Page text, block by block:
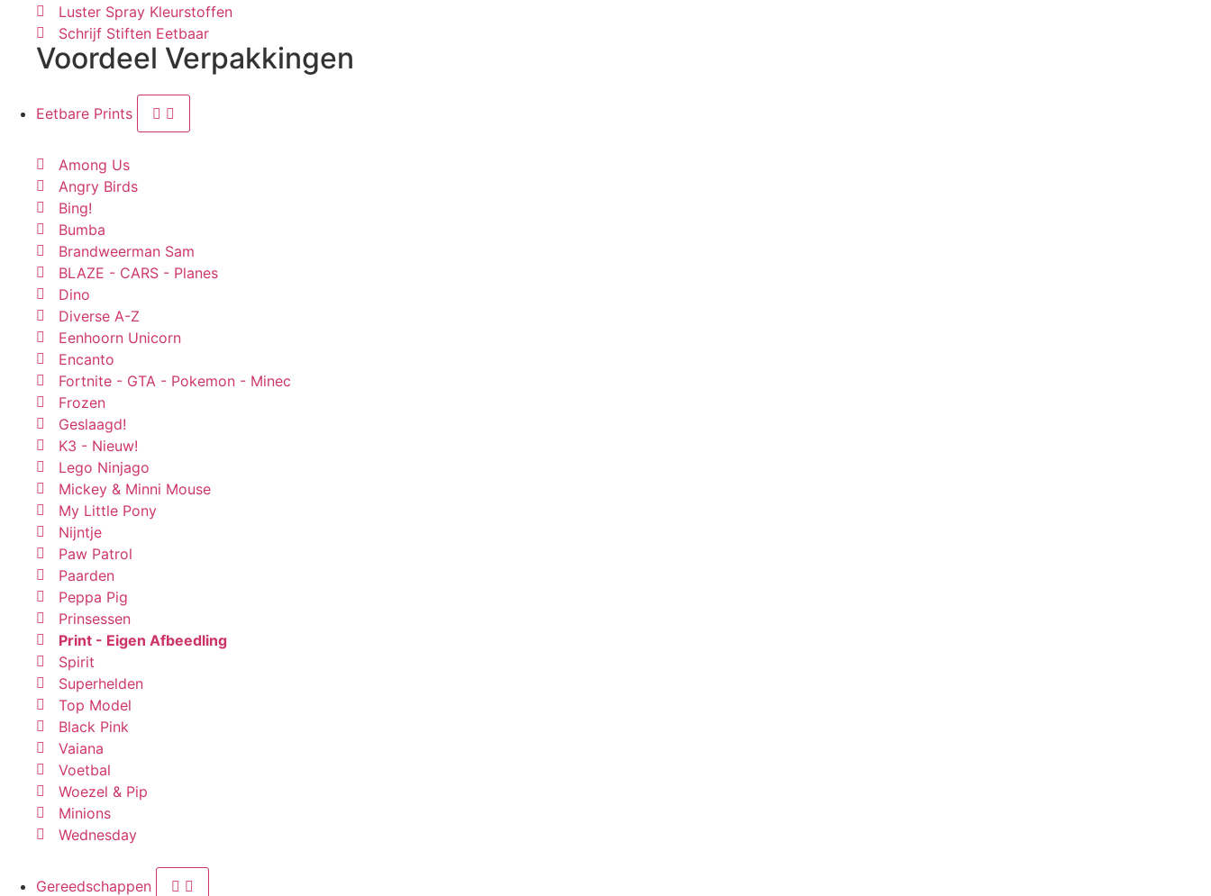
Luster Spray Kleurstoffen
Schrijf Stiften Eetbaar
Voordeel Verpakkingen
Eetbare Prints
Among Us
Angry Birds
Bing!
Bumba
Brandweerman Sam
BLAZE - CARS - Planes
Dino
Diverse A-Z
Eenhoorn Unicorn
Encanto
Fortnite - GTA - Pokemon - Minec
Frozen
Geslaagd!
K3 - Nieuw!
Lego Ninjago
Mickey & Minni Mouse
My Little Pony
Nijntje
Paw Patrol
Paarden
Peppa Pig
Prinsessen
Print - Eigen Afbeedling
Spirit
Superhelden
Top Model
Black Pink
Vaiana
Voetbal
Woezel & Pip
Minions
Wednesday
Gereedschappen